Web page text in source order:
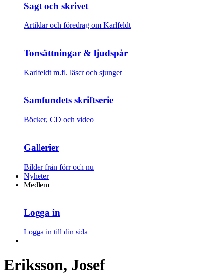
Sagt och skrivet
Artiklar och föredrag om Karlfeldt
Tonsättningar & ljudspår
Karlfeldt m.fl. läser och sjunger
Samfundets skriftserie
Böcker, CD och video
Gallerier
Bilder från förr och nu
Nyheter
Medlem
Logga in
Logga in till din sida
Eriksson, Josef